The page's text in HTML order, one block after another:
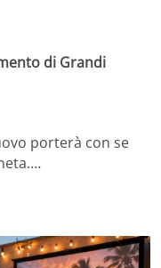
di Grandi
porterà con se